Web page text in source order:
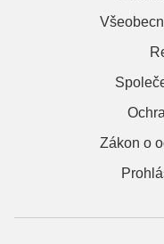
Zákon o